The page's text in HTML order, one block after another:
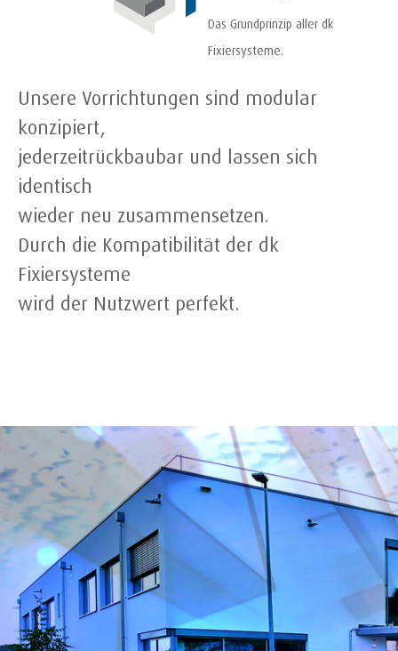
Das Grundprinzip aller dk
Fixiersysteme.
Unsere Vorrichtungen sind modular
konzipiert,
jederzeitrückbaubar und lassen sich
identisch
wieder neu zusammensetzen.
Durch die Kompatibilität der dk
Fixiersysteme
wird der Nutzwert perfekt.